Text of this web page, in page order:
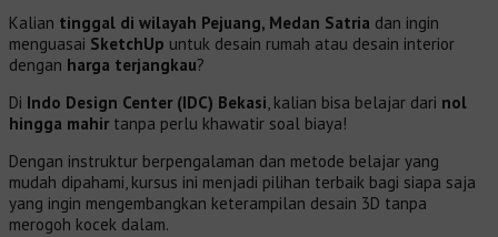
Kalian tinggal di wilayah Pejuang, Medan Satria dan ingin
menguasai SketchUp untuk desain rumah atau desain interior
dengan harga terjangkau?
Di Indo Design Center (IDC) Bekasi, kalian bisa belajar dari nol
hingga mahirtanpa perlu khawatir soal biaya!
Dengan instruktur berpengalaman dan metode belajar yang
mudah dipahami, kursus ini menjadi pilihan terbaik bagi siapa saja
yang ingin mengembangkan keterampilan desain 3D tanpa
merogoh kocek dalam.